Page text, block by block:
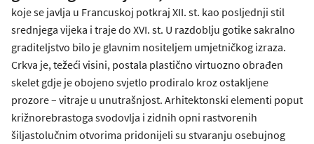
koje se javlja u Francuskoj potkraj XII. st. kao posljednji stil
srednjega vijeka i traje do XVI. st. U razdoblju gotike sakralno
graditeljstvo bilo je glavnim nositeljem umjetničkog izraza.
Crkva je, težeći visini, postala plastično virtuozno obrađen
skelet gdje je obojeno svjetlo prodiralo kroz ostakljene
prozore – vitraje u unutrašnjost. Arhitektonski elementi poput
križnorebrastoga svodovlja i zidnih opni rastvorenih
šiljastolučnim otvorima pridonijeli su stvaranju osebujnog